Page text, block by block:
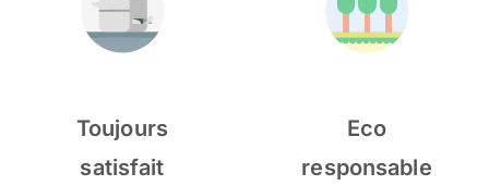
Toujours
satisfait
Eco
responsable